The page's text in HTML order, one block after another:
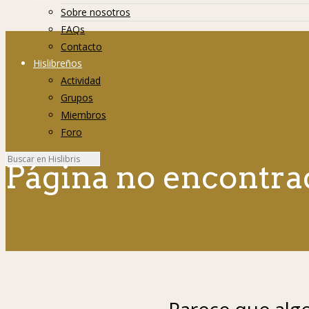
Sobre nosotros
FAQs
Contacto
Hislibreños
Actividad
Grupos
Miembros
Foro
Página no